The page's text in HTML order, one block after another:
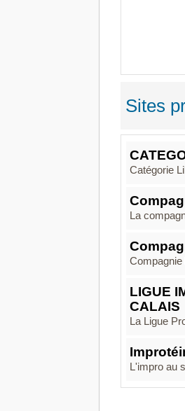
Sites
Catégorie
La
LIGUE
CALAIS
La Ligue
L'impro au